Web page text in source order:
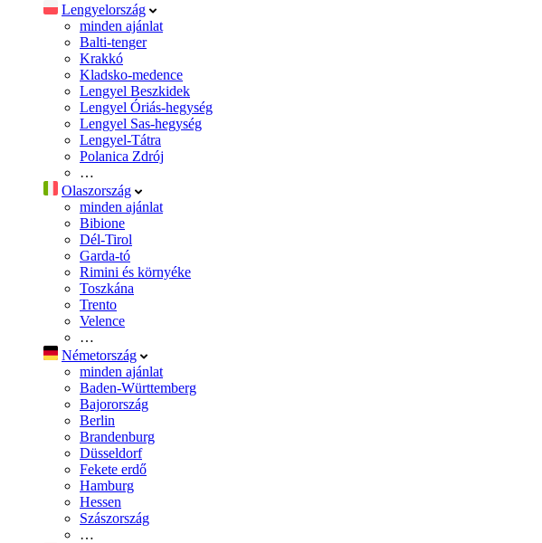
Lengyelország
minden ajánlat
Balti-tenger
Krakkó
Kladsko-medence
Lengyel Beszkidek
Lengyel Óriás-hegység
Lengyel Sas-hegység
Lengyel-Tátra
Polanica Zdrój
…
Olaszország
minden ajánlat
Bibione
Dél-Tirol
Garda-tó
Rimini és környéke
Toszkána
Trento
Velence
…
Németország
minden ajánlat
Baden-Württemberg
Bajorország
Berlin
Brandenburg
Düsseldorf
Fekete erdő
Hamburg
Hessen
Szászország
…